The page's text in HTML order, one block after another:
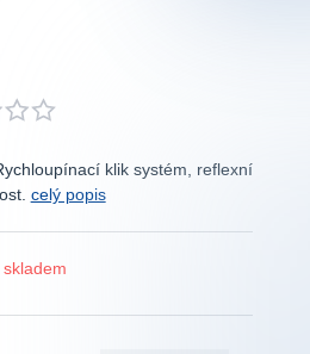
klik systém, reflexní
celý popis
skladem